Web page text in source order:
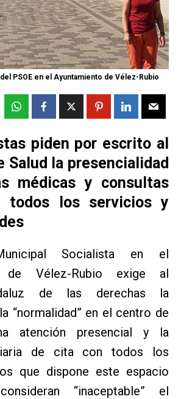
PSOE en el Ayuntamiento de Vélez-Rubio
piden por escrito al
Salud la presencialidad
médicas y consultas
todos los servicios y
Socialista en el
de Vélez-Rubio exige al
de las derechas la
“normalidad” en el centro de
atención presencial y la
de cita con todos los
que dispone este espacio
“inaceptable” el